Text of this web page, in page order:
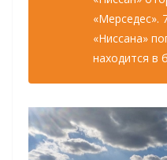
«Мерседес».
«Ниссана»
находится в